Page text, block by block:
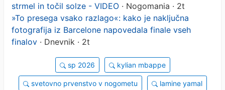
strmel in točil solze - VIDEO · Nogomania · 2t
»To presega vsako razlago«: kako je naključna
fotografija iz Barcelone napovedala finale vseh
finalov · Dnevnik · 2t
sp 2026 kylian mbappe
svetovno prvenstvo v nogometu lamine yamal